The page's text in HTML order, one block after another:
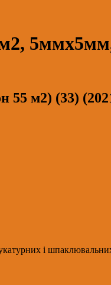
55 м2) (33)
і шпаклювальних